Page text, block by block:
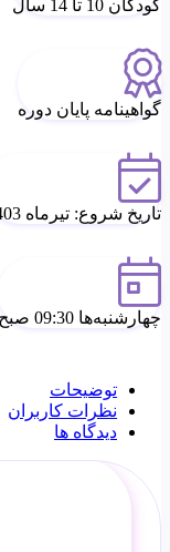
کودکان 10 تا 14 سال
گواهینامه پایان دوره
تاریخ شروع: تیرماه 1403
چهارشنبه‌ها 09:30 صبح
توضیحات
نظرات کاربران
دیدگاه ها